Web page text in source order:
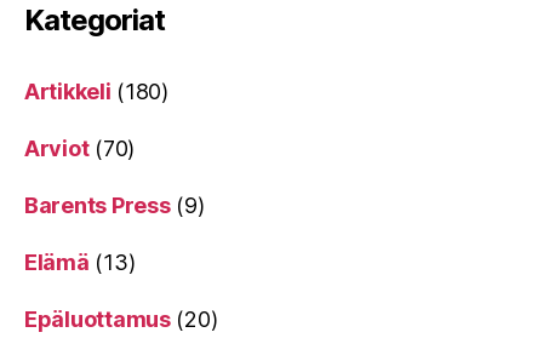
Kategoriat
Artikkeli (180)
Arviot(70)
Barents Press(9)
Elämä (13)
Epäluottamus(20)